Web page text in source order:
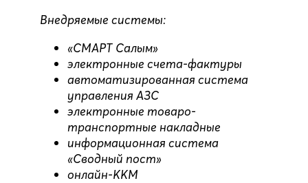
Внедряемые системы:
«СМАРТ Салым»
электронные счета-фактуры
автоматизированная система
управления АЗС
электронные товаро-
транспортные накладные
информационная система
«Сводный пост»
онлайн-ККМ